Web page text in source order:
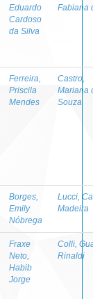
Eduardo
Cardoso
da Silva
Fabiana
Ferreira,
Priscila
Mendes
Castro,
Mariana
Souza
Borges,
Emily
Nóbrega
Lucci,
Madeira
Fraxe
Neto,
Habib
Jorge
Colli,
Rinaldi